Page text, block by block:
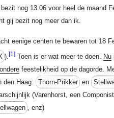
nog 13.06 voor heel de maand
gij bezit nog meer dan ik.
eenige centen te bewaren tot 18
).[1] Toen is er wat meer te doen. Nu
feestelikheid op de dagorde.
den Haag:
Thorn-Prikker en
(Varenhorst, een
, enz)